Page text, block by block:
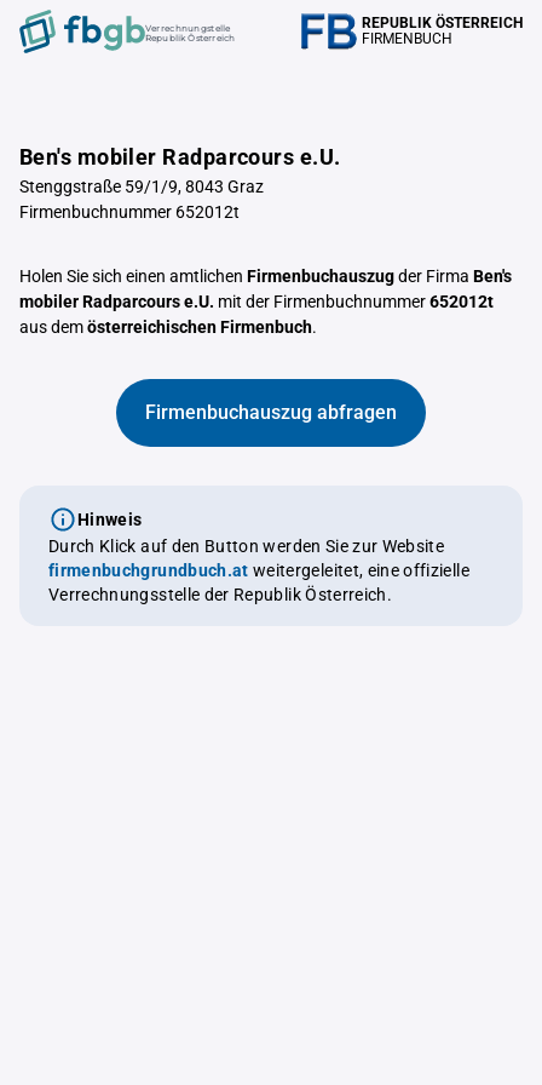
Verrechnungstelle
Republik Österreich
REPUBLIK ÖSTERREICH
FIRMENBUCH
Ben's mobiler Radparcours e.U.
Stenggstraße 59/1/9, 8043 Graz
Firmenbuchnummer 652012t
Holen Sie sich einen amtlichen Firmenbuchauszugder Firma Ben's
mobiler Radparcours e.U. mit der Firmenbuchnummer652012t
aus demösterreichischen Firmenbuch.
Firmenbuchauszug abfragen
Hinweis
Durch Klick auf den Button werden Sie zur Website
firmenbuchgrundbuch.at weitergeleitet, eine offizielle
Verrechnungsstelle der Republik Österreich.